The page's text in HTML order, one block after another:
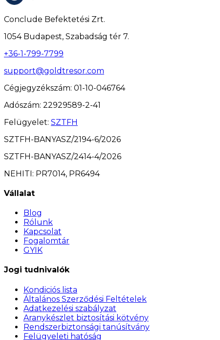
Conclude Befektetési Zrt.
1054 Budapest, Szabadság tér 7.
+36-1-799-7799
support@goldtresor.com
Cégjegyzékszám: 01-10-046764
Adószám: 22929589-2-41
Felügyelet: SZTFH
SZTFH-BANYASZ/2194-6/2026
SZTFH-BANYASZ/2414-4/2026
NEHITI: PR7014, PR6494
Vállalat
Blog
Rólunk
Kapcsolat
Fogalomtár
GYIK
Jogi tudnivalók
Kondiciós lista
Általános Szerződési Feltételek
Adatkezelési szabályzat
Aranykészlet biztosítási kötvény
Rendszerbiztonsági tanúsítvány
Felügyeleti hatóság